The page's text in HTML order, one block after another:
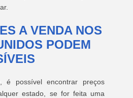
A VENDA NOS
PODEM
é possível encontrar preços
estado, se for feita uma